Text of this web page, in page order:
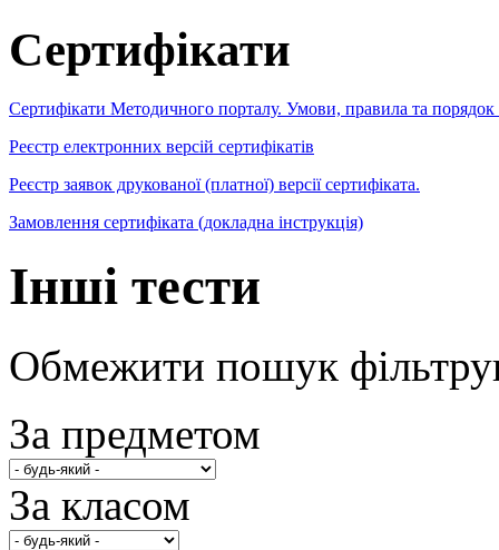
Сертифікати
Сертифікати Методичного порталу. Умови, правила та порядок
Реєстр електронних версій сертифікатів
Реєстр заявок друкованої (платної) версії сертифіката.
Замовлення сертифіката (докладна інструкція)
Інші тести
Обмежити пошук
За предметом
За класом